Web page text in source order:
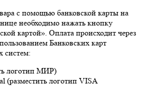
с помощью банковской карты на
необходимо нажать кнопку
картой». Оплата происходит через
Банковских карт
систем:
логотип МИР)
(разместить логотип VISA